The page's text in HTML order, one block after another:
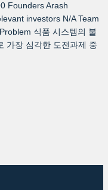
Founders Arash
investors N/A Team
식품 시스템의 불
가장 심각한 도전과제 중